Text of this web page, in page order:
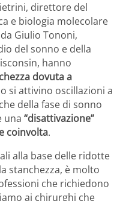
direttore del
e biologia molecolare
Giulio Tononi,
del sonno e della
hanno
dovuta a
si attivino oscillazioni a
della fase di sonno
una “disattivazione”
coinvolta.
alla base delle ridotte
stanchezza, è molto
che richiedono
ai chirurghi che